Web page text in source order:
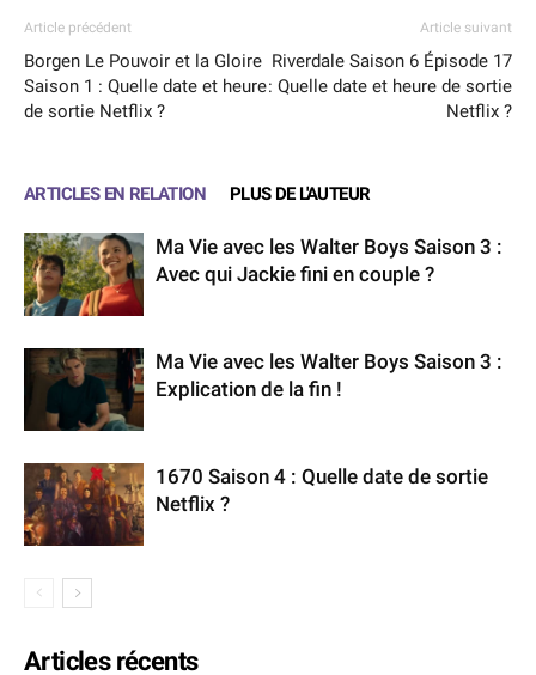
Article précédent
Borgen Le Pouvoir et la Gloire
Saison 1 : Quelle date et heure
de sortie Netflix ?
Article suivant
Riverdale Saison 6 Épisode 17
: Quelle date et heure de sortie
Netflix ?
ARTICLES EN RELATION PLUS DE L'AUTEUR
Ma Vie avec les Walter Boys Saison 3 :
Avec qui Jackie fini en couple ?
Ma Vie avec les Walter Boys Saison 3 :
Explication de la fin !
1670 Saison 4 : Quelle date de sortie
Netflix ?
Articles récents